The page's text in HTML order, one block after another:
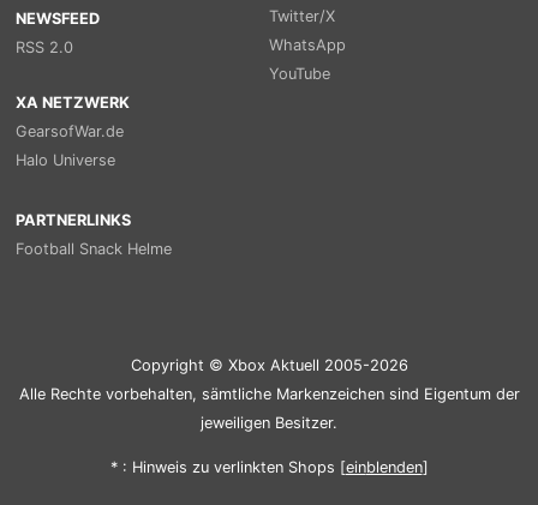
NEWSFEED
RSS 2.0
Twitter/X
WhatsApp
YouTube
XA NETZWERK
GearsofWar.de
Halo Universe
PARTNERLINKS
Football Snack Helme
Copyright © Xbox Aktuell 2005-2026
Alle Rechte vorbehalten, sämtliche Markenzeichen sind Eigentum der
jeweiligen Besitzer.
* : Hinweis zu verlinkten Shops [einblenden]